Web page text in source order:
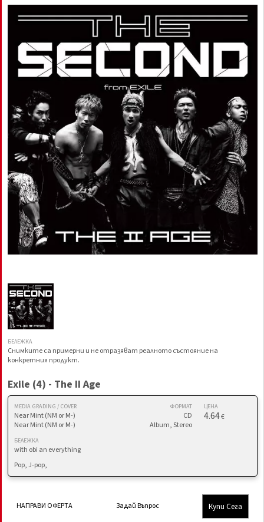
БЕЛЕЖКА
Снимките са примерни и не отразяват реалното състояние на
конкретния продукт.
Exile (4) - The II Age
MEDIA GRADING / COVER
Near Mint (NM or M-)
Near Mint (NM or M-)
ФОРМАТ
CD
Album, Stereo
ЦЕНА
4.64€
БЕЛЕЖКА
with obi an everything
Pop, J-pop,
НАПРАВИ ОФЕРТА Задай Въпрос Купи Сега